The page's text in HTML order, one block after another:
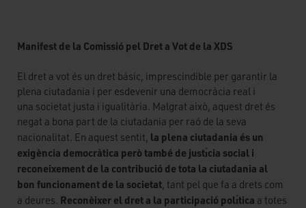
Manifest de la Comissió pel Dret a Vot de la XDS
El dret a vot és un dret bàsic, imprescindible per garantir la
plena ciutadania i per esdevenir una democràcia real i
una societat justa i igualitària. Malgrat això, aquest dret és
negat a bona part de la ciutadania per raó de la seva
nacionalitat. En aquest sentit, la plena ciutadania és un
exigència democràtica però també de justı́cia social i
reconeixement de la contribució de tota la ciutadania al
bon funcionament de la societat, tant pel que fa a drets com
a deures. Reconèixer el dret a la participació polı́tica a totes